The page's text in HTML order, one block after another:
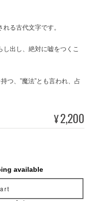
る古代文字です。
出し、絶対に嘘をつくこ
つ、”魔法”とも言われ、占
¥2,200
available